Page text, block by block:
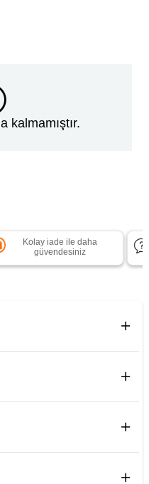
kalmamıştır.
Kolay iade ile daha
güvendesiniz